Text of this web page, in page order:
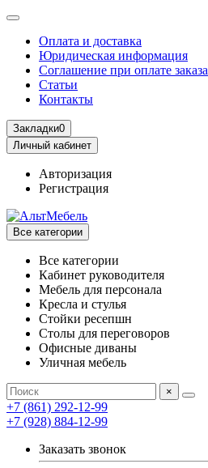
Оплата и доставка
Юридическая информация
Соглашение при оплате заказа
Статьи
Контакты
Закладки0
Личный кабинет
Авторизация
Регистрация
Все категории
Все категории
Кабинет руководителя
Мебель для персонала
Кресла и стулья
Стойки ресепшн
Столы для переговоров
Офисные диваны
Уличная мебель
×
+7 (861) 292-12-99
+7 (928) 884-12-99
Заказать звонок